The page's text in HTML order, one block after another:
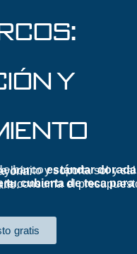
y
barco
que la mayoría.
el calendario.
gratis